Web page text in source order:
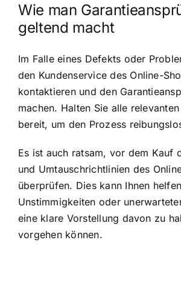
Wie man
geltend macht
Im Falle eines Defekts oder
den Kundenservice des Online-
kontaktieren und den
machen. Halten Sie alle
bereit, um den Prozess
Es ist auch ratsam, vor dem Kauf
und Umtauschrichtlinien des
überprüfen. Dies kann Ihnen
Unstimmigkeiten oder
eine klare Vorstellung davon zu
vorgehen können.